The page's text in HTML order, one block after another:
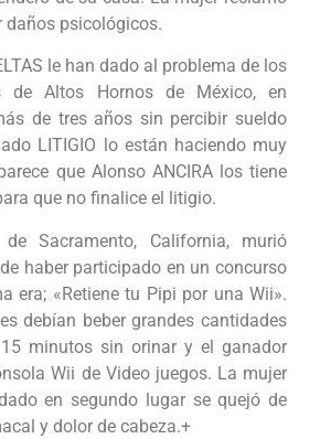
daños psicológicos.
le han dado al problema de los
de Altos Hornos de México, en
de tres años sin percibir sueldo
LITIGIO lo están haciendo muy
que Alonso ANCIRA los tiene
que no finalice el litigio.
de Sacramento, California, murió
haber participado en un concurso
era; «Retiene tu Pipi por una Wii».
debían beber grandes cantidades
minutos sin orinar y el ganador
Wii de Video juegos. La mujer
en segundo lugar se quejó de
y dolor de cabeza.+